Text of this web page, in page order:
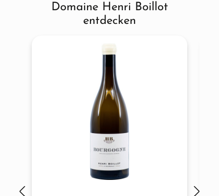
Domaine Henri Boillot
entdecken